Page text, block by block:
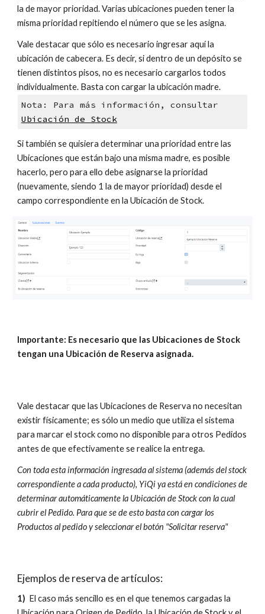
la de mayor prioridad. Varias ubicaciones pueden tener la
misma prioridad repitiendo el número que se les asigna.
Vale destacar que sólo es necesario ingresar aquí la
ubicación de cabecera. Es decir, si dentro de un depósito se
tienen distintos pisos, no es necesario cargarlos todos
individualmente. Basta con cargar la ubicación madre.
Nota: Para más información, consultar
Ubicación de Stock
Si también se quisiera determinar una prioridad entre las
Ubicaciones que están bajo una misma madre, es posible
hacerlo, pero para ello debe asignarse la prioridad
(nuevamente, siendo 1 la de mayor prioridad) desde el
campo correspondiente en la Ubicación de Stock.
Importante: Es necesario que las Ubicaciones de Stock
tengan una Ubicación de Reserva asignada.
Vale destacar que las Ubicaciones de Reserva no necesitan
existir físicamente; es sólo un medio que utiliza el sistema
para marcar el stock como no disponible para otros Pedidos
antes de que efectivamente se realice la entrega.
Con toda esta información ingresada al sistema (además del stock
correspondiente a cada producto), YiQi ya está en condiciones de
determinar automáticamente la Ubicación de Stock con la cual
cubrir el Pedido. Para que se de esto basta con cargar los
Productos al pedido y seleccionar el botón "Solicitar reserva"
Ejemplos de reserva de artículos:
1) El caso más sencillo es en el que tenemos cargadas la